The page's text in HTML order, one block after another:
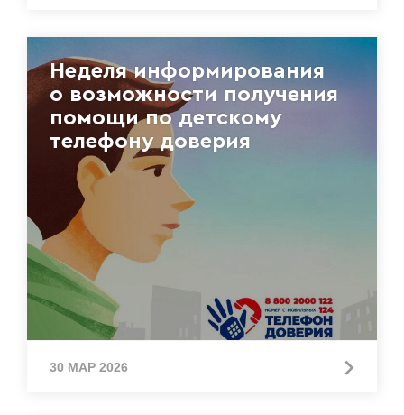
Неделя информирования
о возможности получения
помощи по детскому
телефону доверия
30 МАР 2026